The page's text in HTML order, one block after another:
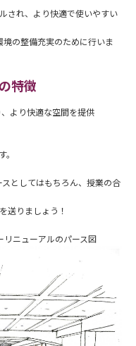
され、より快適で使いやすい
の整備充実のために行いま
特徴
より快適な空間を提供
としてはもちろん、授業の合
送りましょう！
ニューアルのパース図